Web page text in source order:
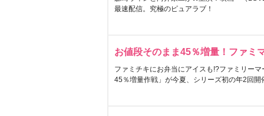
最速配信。究極のピュアラブ！
お値段そのまま45％増量！ファミ
ファミチキにお弁当にアイスも!?ファミリー
45％増量作戦」が今夏、シリーズ初の年2回開